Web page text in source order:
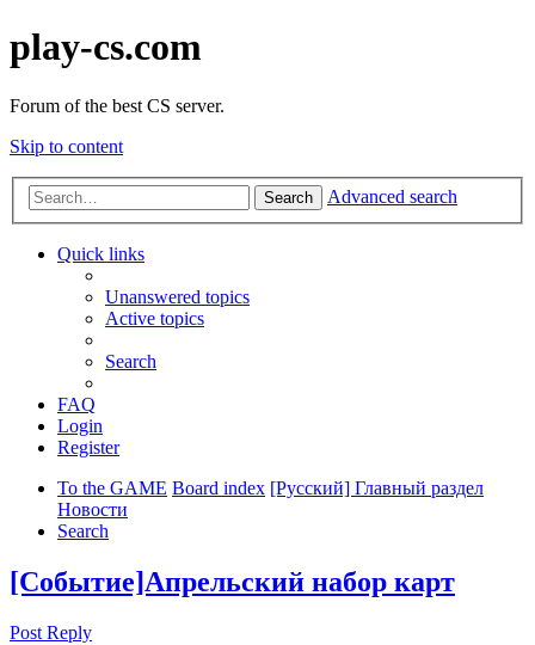
play-cs.com
Forum of the best CS server.
Skip to content
Search Advanced search
Quick links
Unanswered topics
Active topics
Search
FAQ
Login
Register
To the GAME Board index [Русский] Главный раздел
Новости
Search
[Событие]Апрельский набор карт
Post Reply